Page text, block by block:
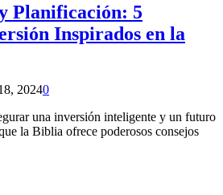
Planificación: 5
Inspirados en la
20240
una inversión inteligente y un futuro
la Biblia ofrece poderosos consejos